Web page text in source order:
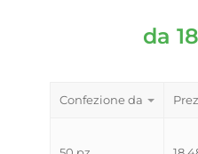
da
Confezione da